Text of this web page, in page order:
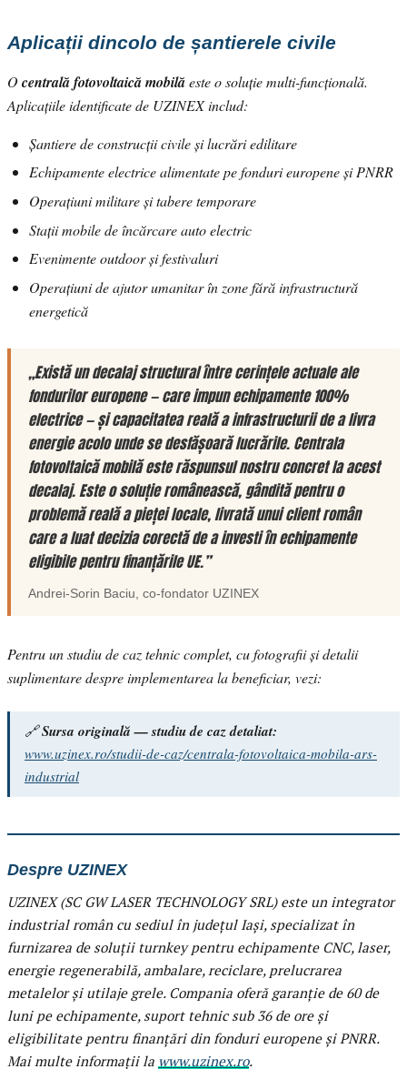
Aplicații dincolo de șantierele civile
Ocentrală fotovoltaică mobilăeste o soluție multi-funcțională.
Aplicațiile identificate de UZINEX includ:
Șantiere de construcții civile și lucrări edilitare
Echipamente electrice alimentate pe fonduri europene și PNRR
Operațiuni militare și tabere temporare
Stații mobile de încărcare auto electric
Evenimente outdoor și festivaluri
Operațiuni de ajutor umanitar în zone fără infrastructură
energetică
„Există un decalaj structural între cerințele actuale ale
fondurilor europene — care impun echipamente 100%
electrice — și capacitatea reală a infrastructurii de a livra
energie acolo unde se desfășoară lucrările. Centrala
fotovoltaică mobilă este răspunsul nostru concret la acest
decalaj. Este o soluție românească, gândită pentru o
problemă reală a pieței locale, livrată unui client român
care a luat decizia corectă de a investi în echipamente
eligibile pentru finanțările UE.”
Andrei-Sorin Baciu, co-fondator UZINEX
Pentru un studiu de caz tehnic complet, cu fotografii și detalii
suplimentare despre implementarea la beneficiar, vezi:
🔗Sursa originală — studiu de caz detaliat:
www.uzinex.ro/studii-de-caz/centrala-fotovoltaica-mobila-ars-
industrial
Despre UZINEX
UZINEX (SC GW LASER TECHNOLOGY SRL) este un integrator
industrial român cu sediul în județul Iași, specializat în
furnizarea de soluții turnkey pentru echipamente CNC, laser,
energie regenerabilă, ambalare, reciclare, prelucrarea
metalelor și utilaje grele. Compania oferă garanție de 60 de
luni pe echipamente, suport tehnic sub 36 de ore și
eligibilitate pentru finanțări din fonduri europene și PNRR.
Mai multe informații la www.uzinex.ro.